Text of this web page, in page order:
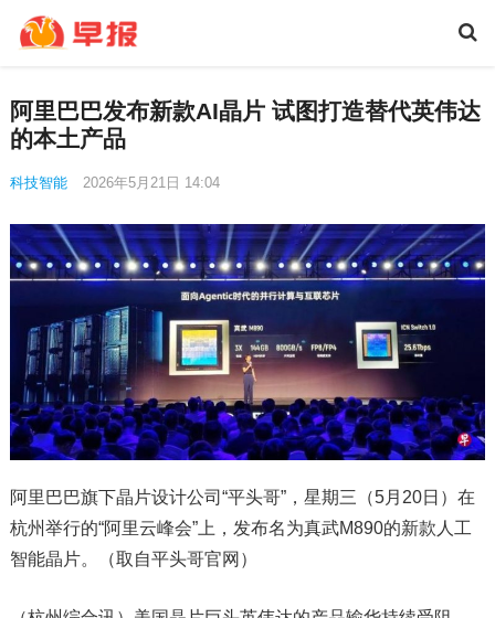
阿里巴巴发布新款AI晶片 试图打造替代英伟达
的本土产品
科技智能 2026年5月21日 14:04
阿里巴巴旗下晶片设计公司“平头哥”，星期三（5月20日）在
杭州举行的“阿里云峰会”上，发布名为真武M890的新款人工
智能晶片。（取自平头哥官网）